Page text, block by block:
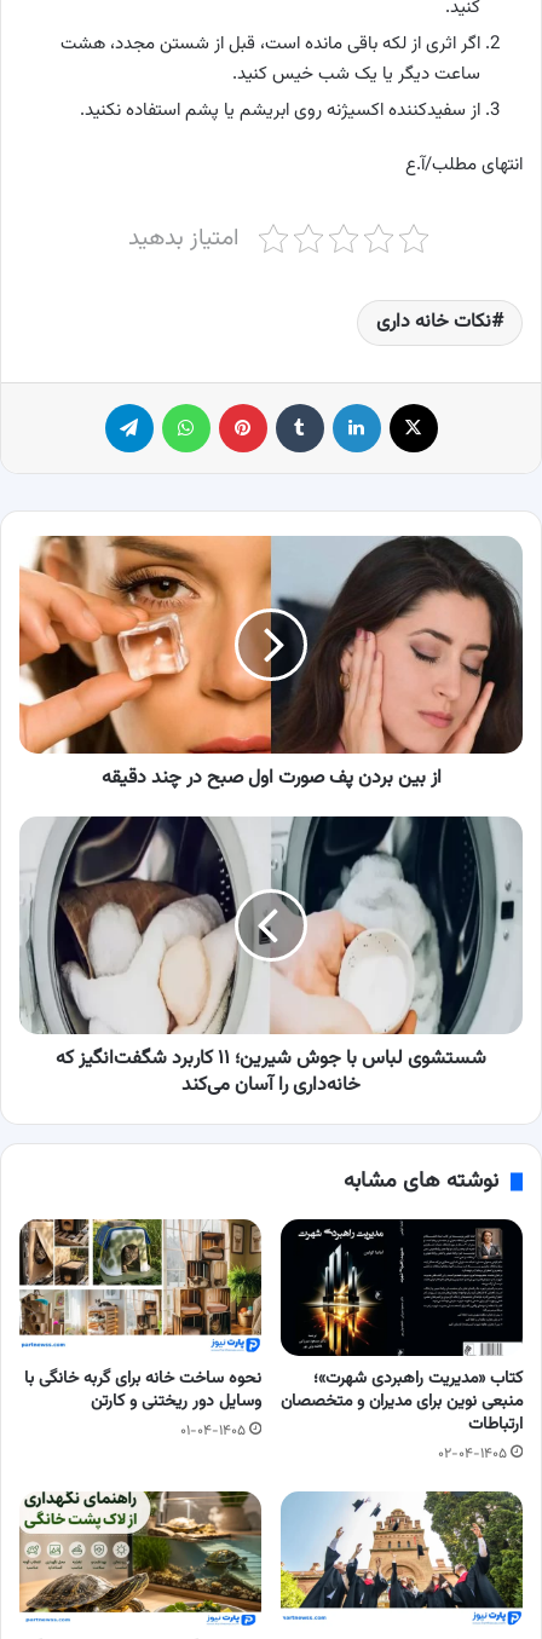
کنید.
اگر اثری از لکه باقی مانده است، قبل از شستن مجدد، هشت
ساعت دیگر یا یک شب خیس کنید.
از سفیدکننده اکسیژنه روی ابریشم یا پشم استفاده نکنید.
انتهای مطلب/آ.ع
امتیاز بدهید
نکات خانه داری
لینکدین ‫تامبلر پینترست
از
بین
بردن
پف
صورت
صبح
چند
از بین بردن پف صورت اول صبح در چند دقیقه
شستشوی
لباس
جوش
شیرین؛
شگفت‌انگیز
که
خانه‌داری
می‌کند
شستشوی لباس با جوش شیرین؛ ۱۱ کاربرد شگفت‌انگیز که
خانه‌داری را آسان می‌کند
نوشته های مشابه
کتاب «مدیریت راهبردی شهرت»؛
منبعی نوین برای مدیران و متخصصان
ارتباطات
۰۲-۰۴-۱۴۰۵
نحوه ساخت خانه برای گربه خانگی با
وسایل دور ریختنی و کارتن
۰۱-۰۴-۱۴۰۵